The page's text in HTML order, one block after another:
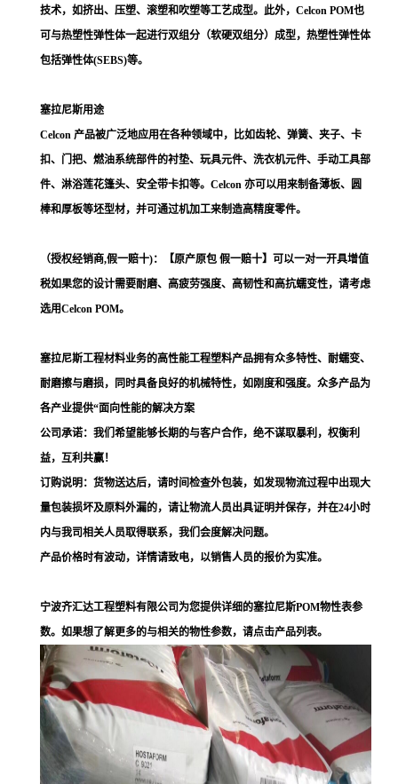
技术，如挤出、压塑、滚塑和吹塑等工艺成型。此外，Celcon POM也
可与热塑性弹性体一起进行双组分（软硬双组分）成型，热塑性弹性体
包括弹性体(SEBS)等。
塞拉尼斯用途
Celcon 产品被广泛地应用在各种领域中，比如齿轮、弹簧、夹子、卡
扣、门把、燃油系统部件的衬垫、玩具元件、洗衣机元件、手动工具部
件、淋浴莲花篷头、安全带卡扣等。Celcon 亦可以用来制备薄板、圆
棒和厚板等坯型材，并可通过机加工来制造高精度零件。
（授权经销商,假一赔十)：【原产原包 假一赔十】可以一对一开具增值
税如果您的设计需要耐磨、高疲劳强度、高韧性和高抗蠕变性，请考虑
选用Celcon POM。
塞拉尼斯工程材料业务的高性能工程塑料产品拥有众多特性、耐蠕变、
耐磨擦与磨损，同时具备良好的机械特性，如刚度和强度。众多产品为
各产业提供“面向性能的解决方案
公司承诺：我们希望能够长期的与客户合作，绝不谋取暴利，权衡利
益，互利共赢！
订购说明：货物送达后，请时间检查外包装，如发现物流过程中出现大
量包装损坏及原料外漏的，请让物流人员出具证明并保存，并在24小时
内与我司相关人员取得联系，我们会度解决问题。
产品价格时有波动，详情请致电，以销售人员的报价为实准。
宁波齐汇达工程塑料有限公司为您提供详细的塞拉尼斯POM物性表参
数。如果想了解更多的与相关的物性参数，请点击产品列表。